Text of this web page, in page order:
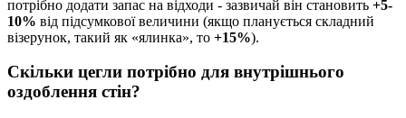
потрібно додати запас на відходи - зазвичай він становить +5-
10% від підсумкової величини (якщо планується складний
візерунок, такий як «ялинка», то +15%).
Скільки цегли потрібно для внутрішнього
оздоблення стін?